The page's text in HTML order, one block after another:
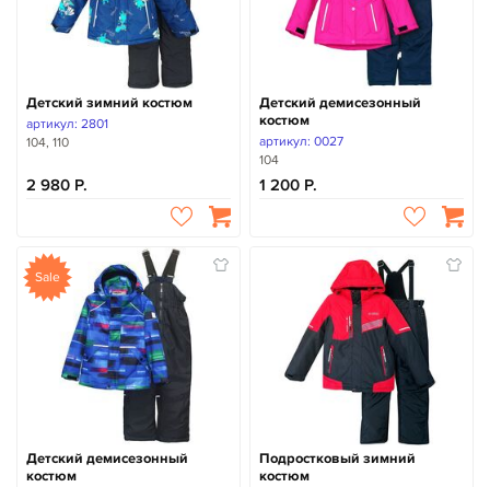
Детский зимний костюм
артикул: 2801
104, 110
2 980
Детский демисезонный
костюм
артикул: 0027
104
1 200
Sale
Детский демисезонный
костюм
Подростковый зимний
костюм